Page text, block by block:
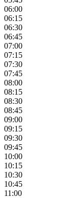
06:00
06:15
06:30
06:45
07:00
07:15
07:30
07:45
08:00
08:15
08:30
08:45
09:00
09:15
09:30
09:45
10:00
10:15
10:30
10:45
11:00